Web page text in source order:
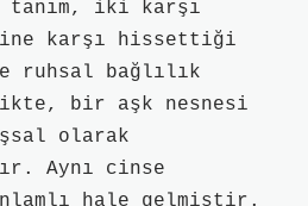
iki karşı
karşı hissettiği
ruhsal bağlılık
bir aşk nesnesi
olarak
Aynı cinse
hale gelmiştir.